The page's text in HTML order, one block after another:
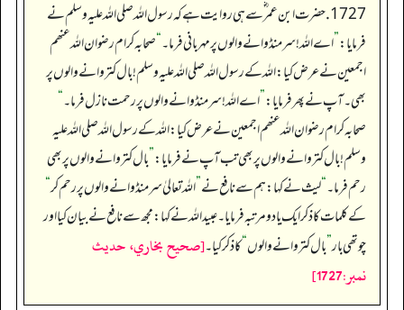
1727. حضرت ابن عمر ؓ سے ہی روایت ہے کہ رسول اللہ صلی اللہ علیہ وسلم نے
فرمایا:”اے اللہ!سر منڈوانے والوں پر مہربانی فرما۔“صحابہ کرام رضوان اللہ عنھم
اجمعین نے عرض کیا: اللہ کے رسول اللہ صلی اللہ علیہ وسلم !بال کتروانے والوں پر
بھی۔ آپ نے پھر فرمایا:”اے اللہ!سر منڈوانے والوں پر رحمت نازل فرما۔“
صحابہ کرام رضوان اللہ عنھم اجمعین نے عرض کیا: اللہ کے رسول اللہ صلی اللہ علیہ
وسلم ! بال کتروانے والوں پر بھی تب آپ نے فرمایا:”بال کتروانے والوں پر بھی
رحم فرما۔“لیث نےکہا: ہم سے نافع نے”اللہ تعالیٰ سر منڈوانے والوں پر رحم کر“
کے کلمات کا ذکر ایک یا دو مرتبہ فرمایا۔ عبید اللہ نے کہا: مجھ سے نافع نے بیان کیا اور
چوتھی بار”بال کتروانے والوں“کا ذکر کیا۔[صحيح بخاري، حديث
نمبر:1727]